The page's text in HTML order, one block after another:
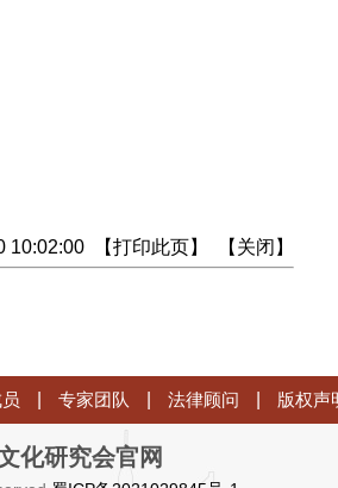
10:02:00 【打印此页】 【 关闭 】
专家团队 法律顾问 版权声
化研究会官网